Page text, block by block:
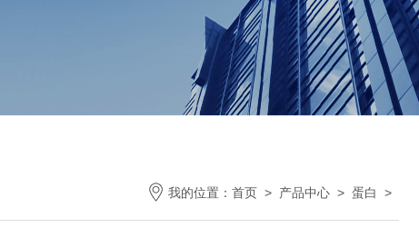
我的位置： 首页 > 产品中心 > 蛋白 >